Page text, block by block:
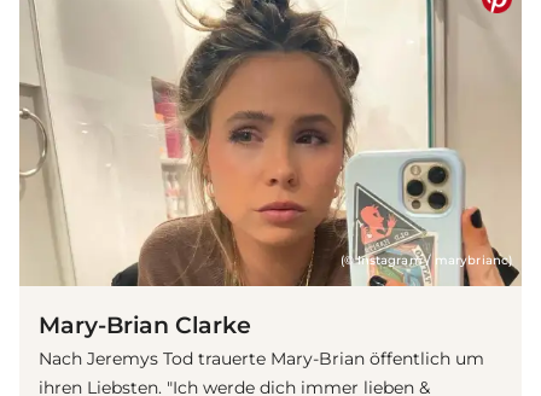
(© Instagram / marybrianc)
Mary-Brian Clarke
Nach Jeremys Tod trauerte Mary-Brian öffentlich um
ihren Liebsten. "Ich werde dich immer lieben &